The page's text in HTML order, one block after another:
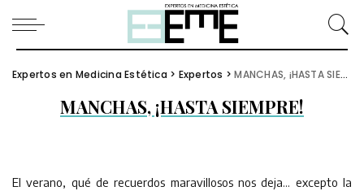
Expertos en Medicina Estética > Expertos >MANCHAS, ¡HASTA SIEMPRE!
MANCHAS, ¡HASTA SIEMPRE!
El verano, qué de recuerdos maravillosos nos deja… excepto la